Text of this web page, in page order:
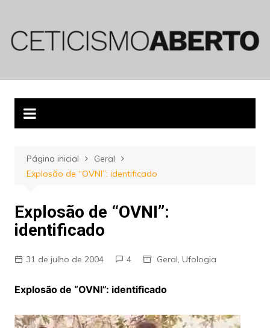
conteúdo
Página inicial
Geral
Explosão de “OVNI”: identificado
Explosão de “OVNI”:
identificado
31 de julho de 2004 4 Geral Ufologia
Explosão de “OVNI”: identificado